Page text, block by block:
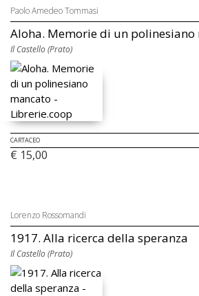
Paolo Amedeo Tommasi
Aloha. Memorie di un polinesiano
Il Castello (Prato)
CARTACEO
€ 15,00
Lorenzo Rossomandi
1917. Alla ricerca della speranza
Il Castello (Prato)